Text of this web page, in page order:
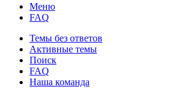
Меню
FAQ
Темы без ответов
Активные темы
Поиск
FAQ
Наша команда